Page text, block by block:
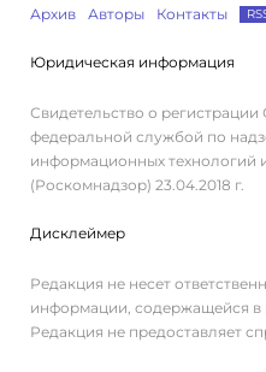
Архив
Авторы Контакты
Юридическая информация
Свидетельство о
федеральной службой по
информационных технологий
(Роскомнадзор) 23.04.2018 г.
Дисклеймер
Редакция не несет
информации, содержащейся в
Редакция не предоставляет